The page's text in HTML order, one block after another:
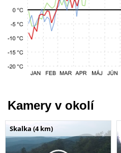
Kamery v okolí
Skalka (4 km)